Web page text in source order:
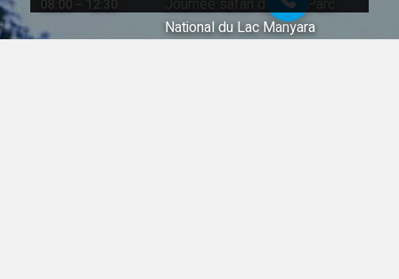
08:00 – 12:30
Journée safari dans le Parc
National du Lac Manyara